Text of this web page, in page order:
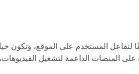
لتفاعل المستخدم على الموقع، وتكون
المنصات الداعمة لتشغيل